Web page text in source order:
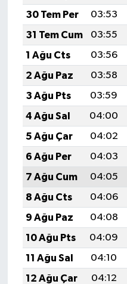
30 Tem Per
03:53
31 Tem Cum
03:55
1 Ağu Cts
03:56
2 Ağu Paz
03:58
3 Ağu Pts
03:59
4 Ağu Sal
04:00
5 Ağu Çar
04:02
6 Ağu Per
04:03
7 Ağu Cum
04:05
8 Ağu Cts
04:06
9 Ağu Paz
04:08
10 Ağu Pts
04:09
11 Ağu Sal
04:10
12 Ağu Çar
04:12